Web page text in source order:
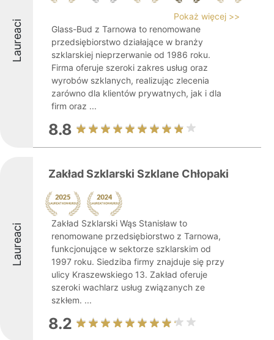
Laureaci
Pokaż więcej >>
Glass-Bud z Tarnowa to renomowane
przedsiębiorstwo działające w branży
szklarskiej nieprzerwanie od 1986 roku.
Firma oferuje szeroki zakres usług oraz
wyrobów szklanych, realizując zlecenia
zarówno dla klientów prywatnych, jak i dla
firm oraz ...
8.8
Laureaci
Zakład Szklarski Szklane Chłopaki
Zakład Szklarski Wąs Stanisław to
renomowane przedsiębiorstwo z Tarnowa,
funkcjonujące w sektorze szklarskim od
1997 roku. Siedziba firmy znajduje się przy
ulicy Kraszewskiego 13. Zakład oferuje
szeroki wachlarz usług związanych ze
szkłem. ...
8.2